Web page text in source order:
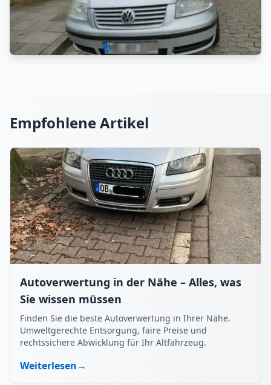
Empfohlene Artikel
Autoverwertung in der Nähe – Alles, was
Sie wissen müssen
Finden Sie die beste Autoverwertung in Ihrer Nähe.
Umweltgerechte Entsorgung, faire Preise und
rechtssichere Abwicklung für Ihr Altfahrzeug.
Weiterlesen→